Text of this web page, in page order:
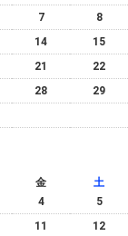
7
8
14
15
21
22
28
29
金
土
4
5
11 12